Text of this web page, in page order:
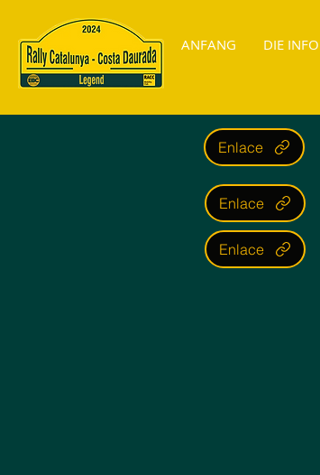
ANFANG DIE INFO
Enlace
Enlace
Enlace